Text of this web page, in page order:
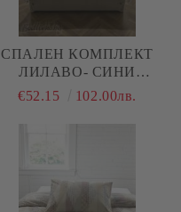
СПАЛЕН КОМПЛЕКТ
ЛИЛАВО- СИНИ
НЮАНСИ, 100%
(ПОПЛИН), 4 ЧАСТИ
€52.15 102.00лв.